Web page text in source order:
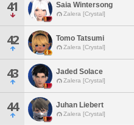
41 Saia Wintersong
Zalera [Crystal]
42 Tomo Tatsumi
Zalera [Crystal]
43 Jaded Solace
Zalera [Crystal]
44 Juhan Liebert
Zalera [Crystal]